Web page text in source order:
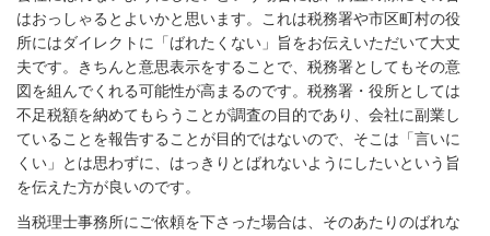
はおっしゃるとよいかと思います。これは税務署や市区町村の役
所にはダイレクトに「ばれたくない」旨をお伝えいただいて大丈
夫です。きちんと意思表示をすることで、税務署としてもその意
図を組んでくれる可能性が高まるのです。税務署・役所としては
不足税額を納めてもらうことが調査の目的であり、会社に副業し
ていることを報告することが目的ではないので、そこは「言いに
くい」とは思わずに、はっきりとばれないようにしたいという旨
を伝えた方が良いのです。
当税理士事務所にご依頼を下さった場合は、そのあたりのばれな